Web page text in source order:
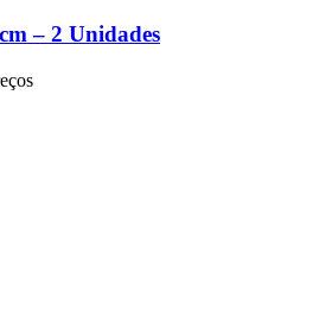
– 2 Unidades